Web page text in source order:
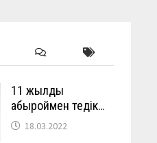
11 жылды
абыроймен өтедік…
18.03.2022